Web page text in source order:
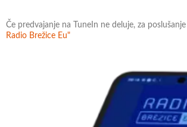
Če predvajanje na TuneIn ne deluje, za
Radio Brežice Eu"